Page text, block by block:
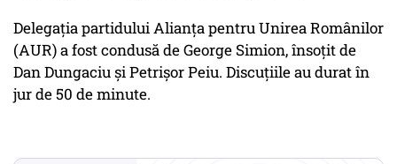
Delegaţia partidului Alianţa pentru Unirea Românilor
(AUR) a fost condusă de George Simion, însoțit de
Dan Dungaciu şi Petrişor Peiu. Discuțiile au durat în
jur de 50 de minute.